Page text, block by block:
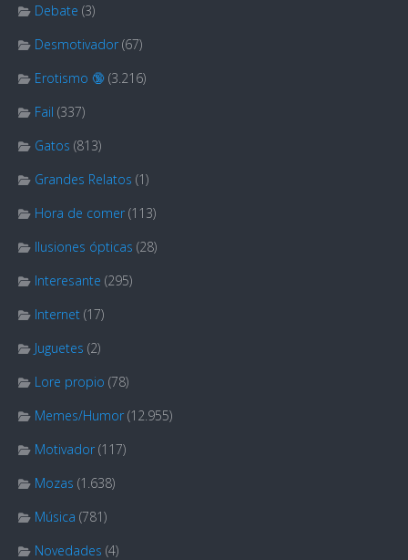
Debate (3)
Desmotivador (67)
Erotismo 🔞 (3.216)
Fail (337)
Gatos (813)
Grandes Relatos (1)
Hora de comer (113)
Ilusiones ópticas (28)
Interesante (295)
Internet (17)
Juguetes (2)
Lore propio (78)
Memes/Humor (12.955)
Motivador (117)
Mozas (1.638)
Música (781)
Novedades (4)